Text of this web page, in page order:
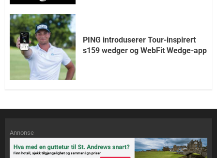
PING introduserer Tour-inspirert
s159 wedger og WebFit Wedge-app
Annonse